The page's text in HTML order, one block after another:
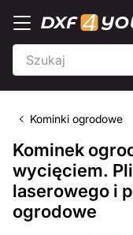
Kominki ogrodowe
Kominek
wycięciem.
laserowego i
ogrodowe